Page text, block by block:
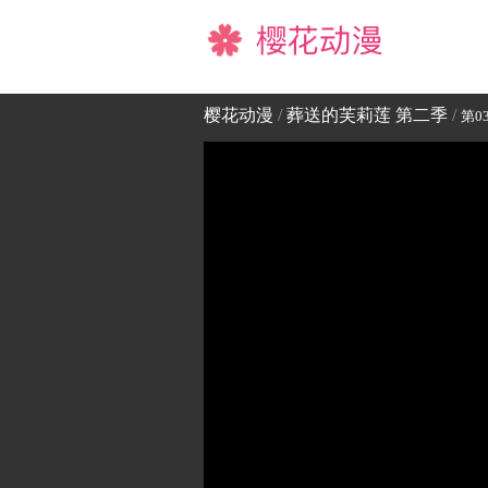
樱花动漫
樱花动漫 /葬送的芙莉莲 第二季 / 第